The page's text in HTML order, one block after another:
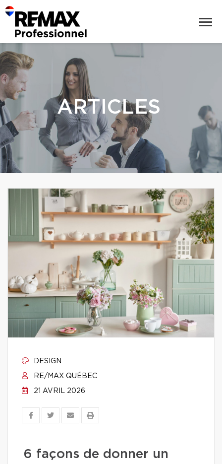
ARTICLES
DESIGN
RE/MAX QUÉBEC
21 AVRIL 2026
6 façons de donner un